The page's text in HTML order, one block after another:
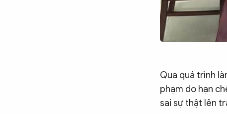
Qua quá trình
phạm do hạn
sai sự thật lên